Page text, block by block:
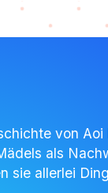
von
als
sie allerlei